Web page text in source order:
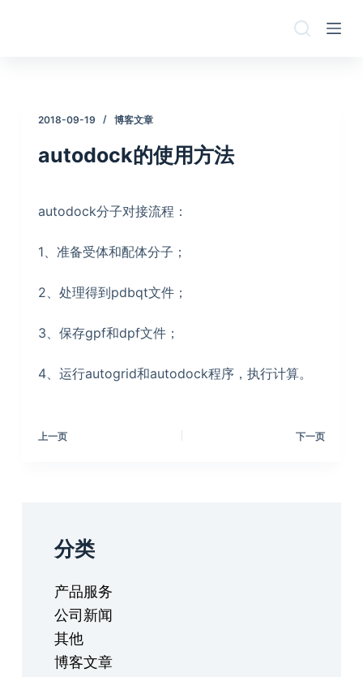
2018-09-19 博客文章
autodock的使用方法
autodock分子对接流程：
1、准备受体和配体分子；
2、处理得到pdbqt文件；
3、保存gpf和dpf文件；
4、运行autogrid和autodock程序，执行计算。
上一页 下一页
分类
产品服务
公司新闻
其他
博客文章